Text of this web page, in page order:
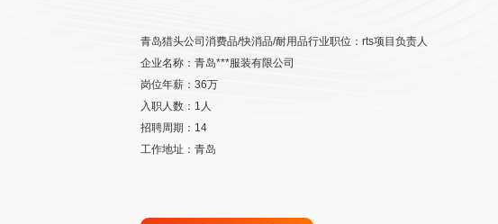
青岛猎头公司消费品/快消品/耐用品行业职位：rts项目负责人
企业名称：青岛***服装有限公司
岗位年薪：36万
入职人数：1人
招聘周期：14
工作地址：青岛